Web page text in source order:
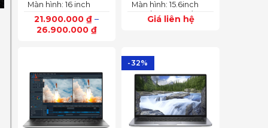
165Hz)
21.900.000₫ –
26.900.000 ₫
Màn hình: 16 inch
SlimBezel, sRGB
100%, Acer
6GB (140W)
Giá liên hệ
Màn hình: 15.6inch
FHD (1920x1080) IPS
300nits Anti-glare,
up to 4.40GHz, 12MB
Cache)
-32%